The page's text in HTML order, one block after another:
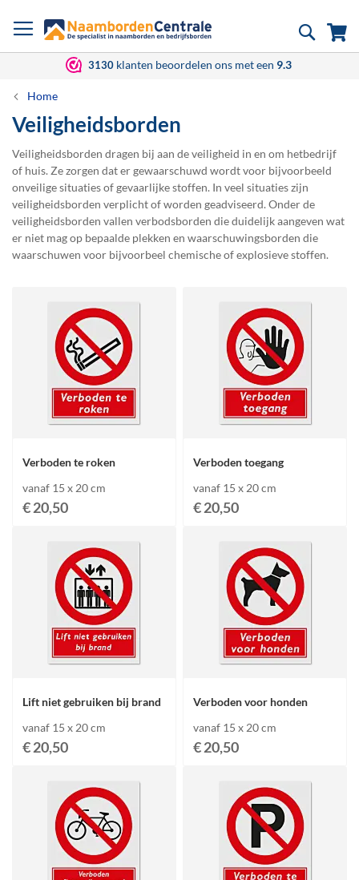
naar
Zoek
3130 klanten beoordelen ons met een 9.3
Home
Veiligheidsborden
Veiligheidsborden dragen bij aan de veiligheid in en om hetbedrijf
of huis. Ze zorgen dat er gewaarschuwd wordt voor bijvoorbeeld
onveilige situaties of gevaarlijke stoffen. In veel situaties zijn
veiligheidsborden verplicht of worden geadviseerd. Onder de
veiligheidsborden vallen verbodsborden die duidelijk aangeven wat
er niet mag op bepaalde plekken en waarschuwingsborden die
waarschuwen voor bijvoorbeel chemische of explosieve stoffen.
Verboden te roken
vanaf 15 x 20 cm
€ 20,50
Verboden toegang
vanaf 15 x 20 cm
€ 20,50
Lift niet gebruiken bij brand
vanaf 15 x 20 cm
€ 20,50
Verboden voor honden
vanaf 15 x 20 cm
€ 20,50